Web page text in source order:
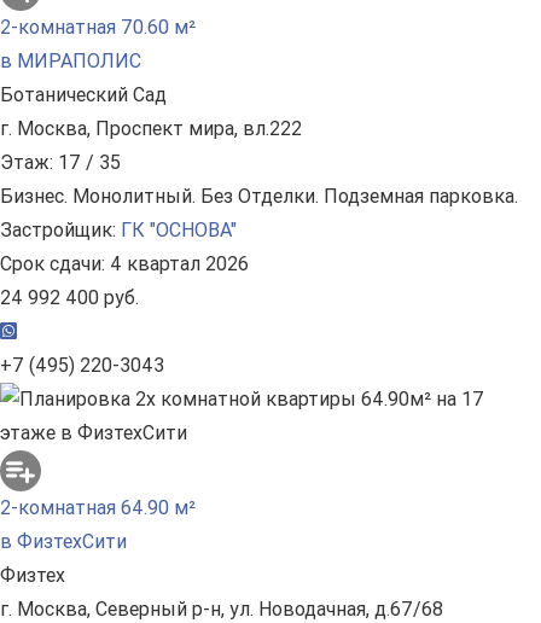
2-комнатная 70.60 м²
в МИРАПОЛИС
Ботанический Сад
г. Москва, Проспект мира, вл.222
Этаж: 17 / 35
Бизнес. Монолитный. Без Отделки. Подземная парковка.
Застройщик: ГК "ОСНОВА"
Срок сдачи: 4 квартал 2026
24 992 400 руб.
+7 (495) 220-3043
2-комнатная 64.90 м²
в ФизтехСити
Физтех
г. Москва, Северный р-н, ул. Новодачная, д.67/68